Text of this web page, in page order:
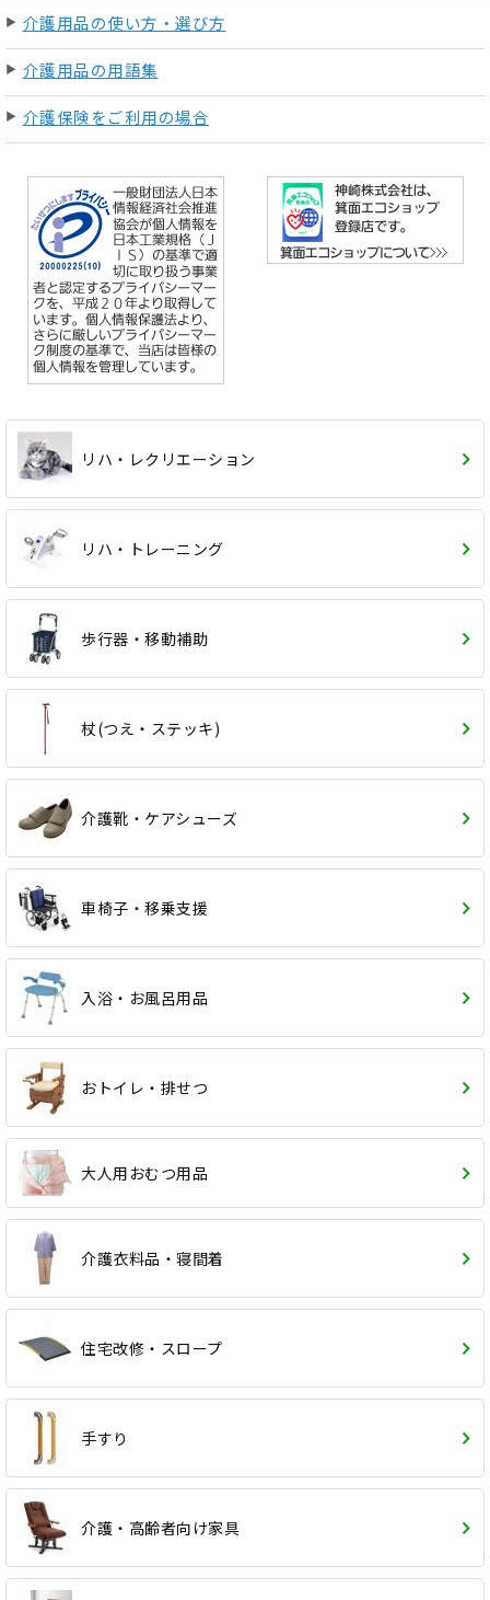
介護用品の使い方・選び方
介護用品の用語集
介護保険をご利用の場合
リハ・レクリエーション
リハ・トレーニング
歩行器・移動補助
杖(つえ・ステッキ)
介護靴・ケアシューズ
車椅子・移乗支援
入浴・お風呂用品
おトイレ・排せつ
大人用おむつ用品
介護衣料品・寝間着
住宅改修・スロープ
手すり
介護・高齢者向け家具